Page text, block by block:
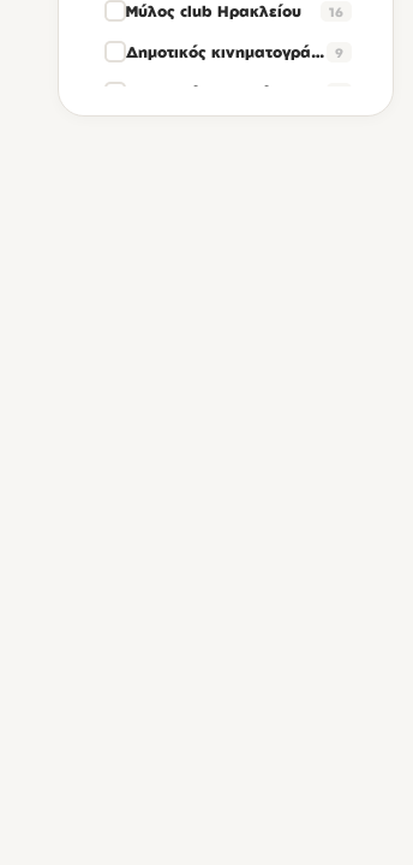
Μύλος club Ηρακλείου 16
Δημοτικός κινηματογράφος Βηθλεέμ Ηρακλείου 9